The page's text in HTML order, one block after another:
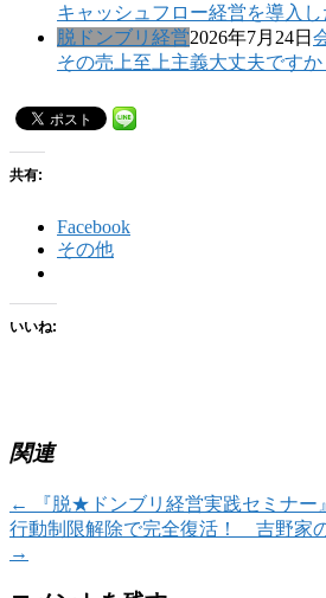
キャッシュフロー経営を導入し
脱ドンブリ経営2026年7月24日
その売上至上主義大丈夫ですか
共有:
Facebook
その他
いいね:
関連
←
『脱★ドンブリ経営実践セミナー
行動制限解除で完全復活！ 吉野家
→